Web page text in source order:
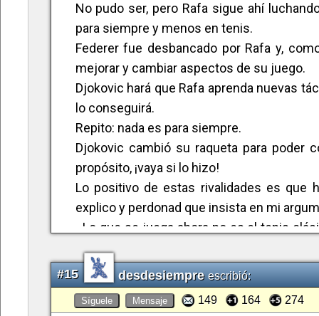
No pudo ser, pero Rafa sigue ahí
para siempre y menos en tenis.
Federer fue desbancado por Rafa y,
mejorar y cambiar aspectos de su juego.
Djokovic hará que Rafa aprenda nuevas
lo conseguirá.
Repito: nada es para siempre.
Djokovic cambió su raqueta para poder
propósito, ¡vaya si lo hizo!
Lo positivo de estas rivalidades es que
explico y perdonad que insista en mi
- Lo que se juega ahora no es el tenis
una temperatura altísima y a pleno sol.
imbatible. Debo confesar que a mí ese
cabeza, como se exige aún en
blanco sucio. Las zapatillas, blancas
#15 desdesiempreescribió:
Síguele Mensaje 149 164 274